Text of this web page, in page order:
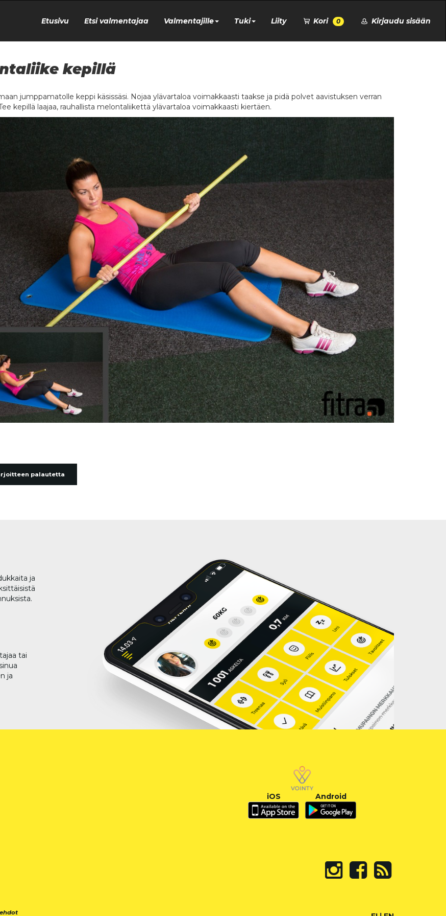
Etusivu Etsi valmentajaa Valmentajille Tuki Liity Kori 0 Kirjaudu sisään
kepillä
jumppamatolle keppi käsissäsi. Nojaa ylävartaloa voimakkaasti taakse ja pidä polvet aavistuksen verran
kepillä laajaa, rauhallista melontaliikettä ylävartaloa voimakkaasti kiertäen.
palautetta
ja
tai
ja
iOS Android